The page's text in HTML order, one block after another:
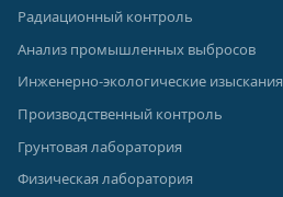
Радиационный контроль
Анализ промышленных выбросов
Инженерно-экологические изыскания
Производственный контроль
Грунтовая лаборатория
Физическая лаборатория